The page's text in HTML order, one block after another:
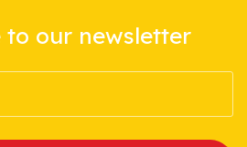
to our newsletter